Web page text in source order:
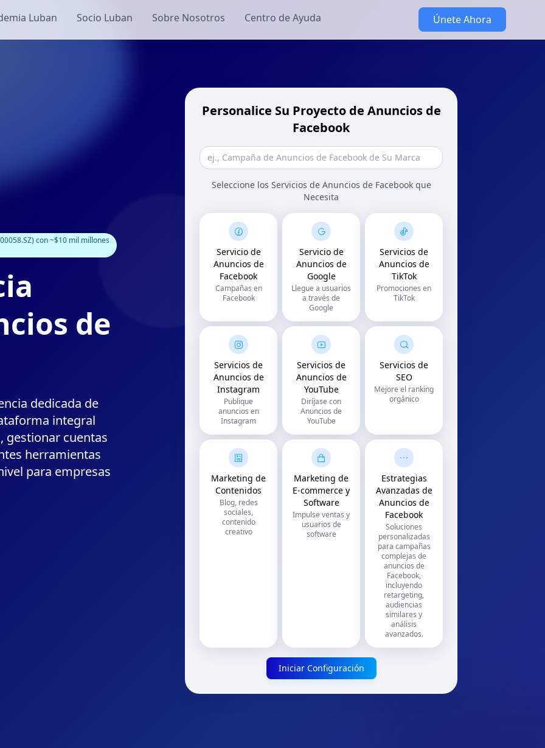
Luban Socio Luban Sobre Nosotros Centro de Ayuda Únete Ahora
con ~$10 mil millones
de
dedicada de
integral
gestionar cuentas
herramientas
para empresas
Personalice Su Proyecto de Anuncios de
Facebook
Seleccione los Servicios de Anuncios de Facebook que
Necesita
Servicio de
Anuncios de
Facebook
Campañas en
Facebook
Servicio de
Anuncios de
Google
Llegue a usuarios
a través de
Google
Servicios de
Anuncios de
TikTok
Promociones en
TikTok
Servicios de
Anuncios de
Instagram
Publique
anuncios en
Instagram
Servicios de
Anuncios de
YouTube
Diríjase con
Anuncios de
YouTube
Servicios de
SEO
Mejore el ranking
orgánico
Marketing de
Contenidos
Blog, redes
sociales,
contenido
creativo
Marketing de
E-commerce y
Software
Impulse ventas y
usuarios de
software
Estrategias
Avanzadas de
Anuncios de
Facebook
Soluciones
personalizadas
para campañas
complejas de
anuncios de
Facebook,
incluyendo
retargeting,
audiencias
similares y
análisis
avanzados.
Iniciar Configuración